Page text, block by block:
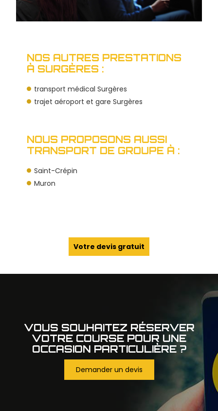
NOS AUTRES PRESTATIONS
À SURGÈRES :
transport médical Surgères
trajet aéroport et gare Surgères
NOUS PROPOSONS AUSSI
TRANSPORT DE GROUPE À :
Saint-Crépin
Muron
Votre devis gratuit
VOUS SOUHAITEZ RÉSERVER
VOTRE COURSE POUR UNE
OCCASION PARTICULIÈRE ?
Demander un devis